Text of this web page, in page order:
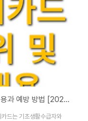
신청 절차 없이 자동 처
문화누리카드 부정행위 적발 시 처벌 내용과 예방 방법 [2025 최신]
드는 기초생활수급자와